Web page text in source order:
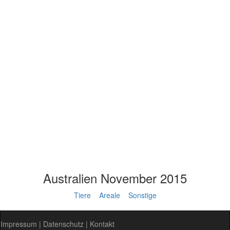
Australien November 2015
Tiere Areale Sonstige
Impressum | Datenschutz | Kontakt